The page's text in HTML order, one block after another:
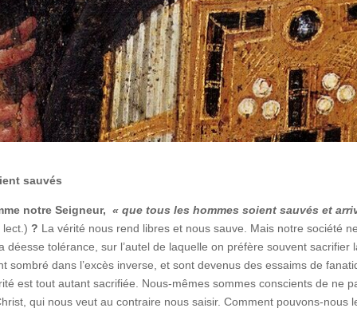
sauvés
notre Seigneur,« que tous les hommes soient sauvés et
lect.) ? La vérité nous rend libres et nous sauve. Mais notre société
tolérance, sur l’autel de laquelle on préfère souvent sacrifier
sombré dans l’excès inverse, et sont devenus des essaims de
est tout autant sacrifiée. Nous-mêmes sommes conscients de ne
qui nous veut au contraire nous saisir. Comment pouvons-nous